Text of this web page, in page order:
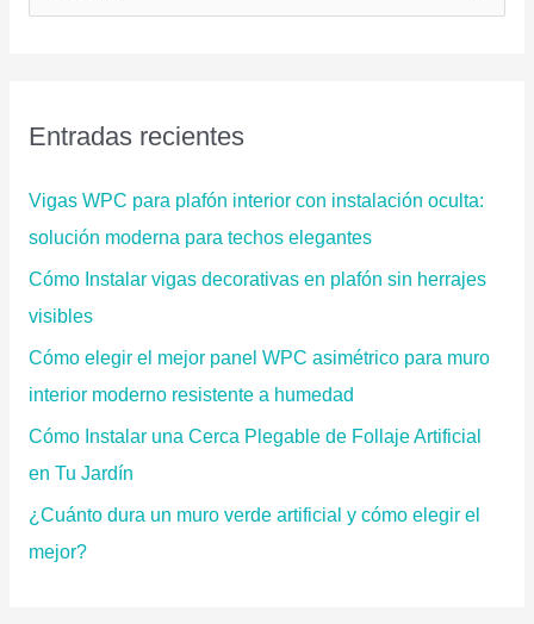
u
p
o
r
Entradas recientes
Vigas WPC para plafón interior con instalación oculta:
solución moderna para techos elegantes
Cómo Instalar vigas decorativas en plafón sin herrajes
visibles
Cómo elegir el mejor panel WPC asimétrico para muro
interior moderno resistente a humedad
Cómo Instalar una Cerca Plegable de Follaje Artificial
en Tu Jardín
¿Cuánto dura un muro verde artificial y cómo elegir el
mejor?